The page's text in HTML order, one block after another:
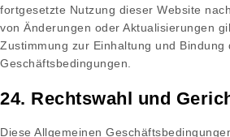
fortgesetzte Nutzung dieser Website
von Änderungen oder Aktualisierungen
Zustimmung zur Einhaltung und Bindung
Geschäftsbedingungen.
24. Rechtswahl und
Diese Allgemeinen